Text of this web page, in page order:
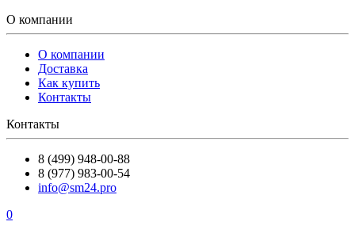
О компании
О компании
Доставка
Как купить
Контакты
Контакты
8 (499) 948-00-88
8 (977) 983-00-54
info@sm24.pro
0